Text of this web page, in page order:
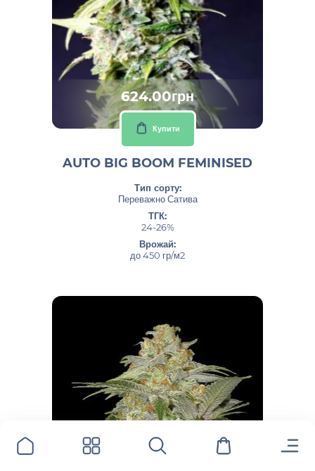
624.00грн
Купити
AUTO BIG BOOM FEMINISED
Тип сорту:
Переважно Сатива
ТГК:
24-26%
Врожай:
до 450 гр/м2